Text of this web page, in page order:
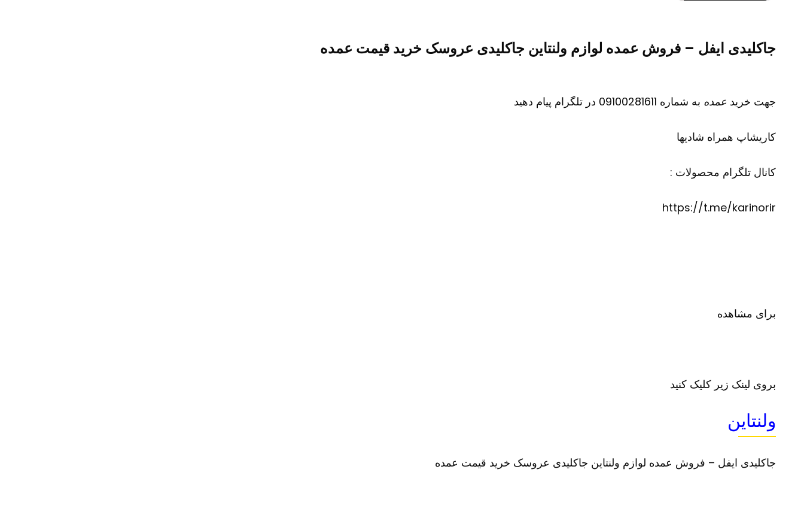
جاکلیدی ایفل – فروش عمده لوازم ولنتاین جاکلیدی عروسک خرید قیمت عمده
جهت خرید عمده به شماره 09100281611 در تلگرام پیام دهید
کاریشاپ همراه شادیها
کانال تلگرام محصولات :
https://t.me/karinorir
برای مشاهده
بروی لینک زیر کلیک کنید
ولنتاین
جاکلیدی ایفل – فروش عمده لوازم ولنتاین جاکلیدی عروسک خرید قیمت عمده